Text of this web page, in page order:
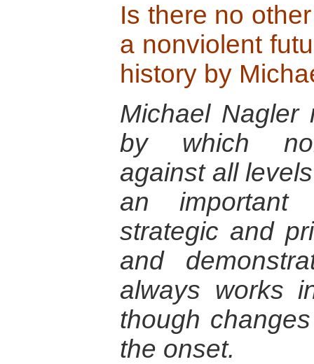
Is there no
a nonviolent
history by
Michael Nagler
by which
against all
an important
strategic and
and
always works
though
the onset.